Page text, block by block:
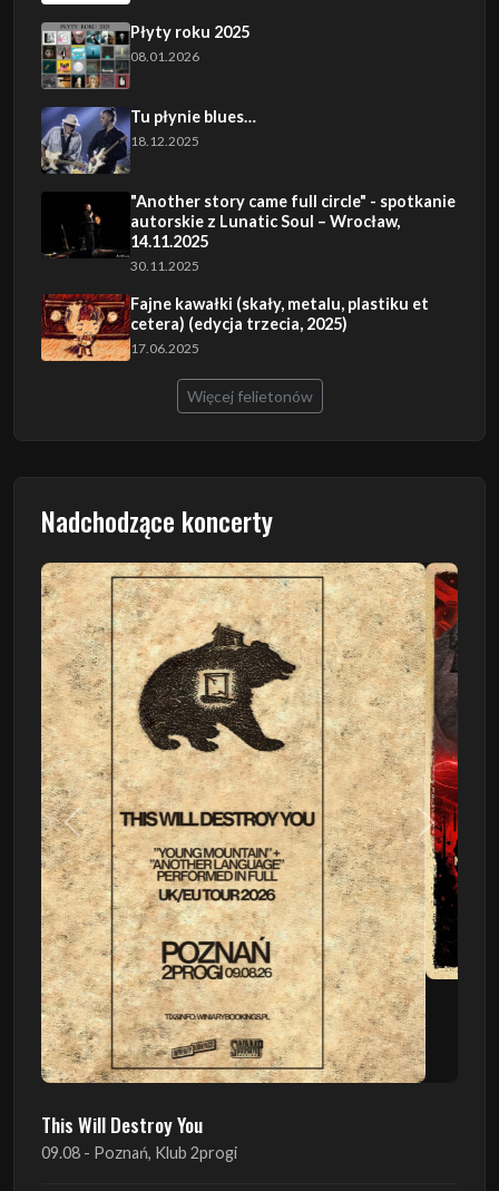
Płyty roku 2025
08.01.2026
Tu płynie blues…
18.12.2025
"Another story came full circle" - spotkanie
autorskie z Lunatic Soul – Wrocław,
14.11.2025
30.11.2025
Fajne kawałki (skały, metalu, plastiku et
cetera) (edycja trzecia, 2025)
17.06.2025
Więcej felietonów
Nadchodzące koncerty
Poprzedni Następny
This Will Destroy You
09.08 - Poznań, Klub 2progi
Sound Of The Ages Festival
22.08 - Ćmielów, Zamek Ćmielów